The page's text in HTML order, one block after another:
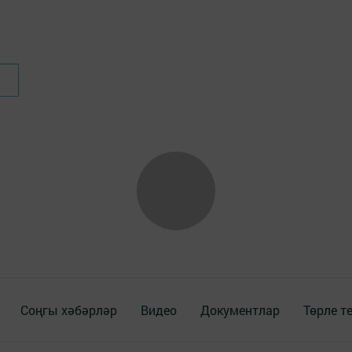
Соңгы хәбәрләр Видео Документлар Төрле